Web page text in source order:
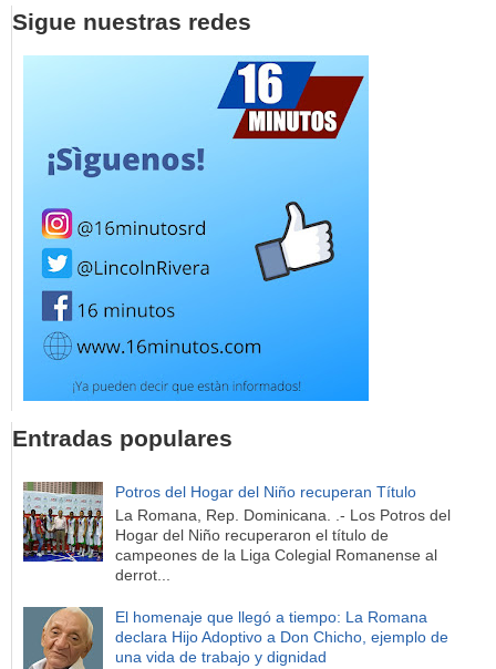
Sigue nuestras redes
Entradas populares
Potros del Hogar del Niño recuperan Título
La Romana, Rep. Dominicana. .- Los Potros del
Hogar del Niño recuperaron el título de
campeones de la Liga Colegial Romanense al
derrot...
El homenaje que llegó a tiempo: La Romana
declara Hijo Adoptivo a Don Chicho, ejemplo de
una vida de trabajo y dignidad